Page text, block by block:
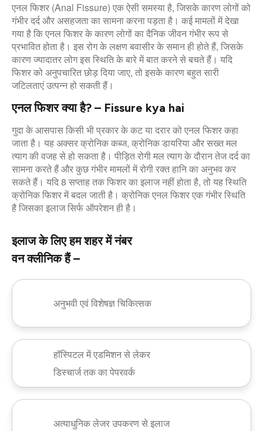
एनल फिशर (Anal Fissure) एक ऐसी समस्या है, जिसके कारण लोगों को
गंभीर दर्द और असहजता का सामना करना पड़ता है। कई मामलों में देखा
गया है कि एनल फिशर के कारण लोगों का दैनिक जीवन गंभीर रूप से
प्रभावित होता है। इस रोग के लक्षण बवासीर के समान ही होते हैं, जिसके
कारण ज्यादातर लोग इस स्थिति के बारे में बात करने से बचते हैं। यदि
फिशर को अनुपचारित छोड़ दिया जाए, तो इसके कारण बहुत सारी
जटिलताएं उत्पन्न हो सकती हैं।
एनल फिशर क्या है? – Fissure kya hai
गुदा के आसपास किसी भी प्रकार के कट या दरार को एनल फिशर कहा
जाता है। यह अक्सर क्रोनिक कब्ज, क्रोनिक डायरिया और सख्त मल
त्याग की वजह से हो सकता है। पीड़ित रोगी मल त्याग के दौरान तेज दर्द का
सामना करते हैं और कुछ गंभीर मामलों में रोगी रक्त हानि का अनुभव कर
सकते हैं। यदि 8 सप्ताह तक फिशर का इलाज नहीं होता है, तो यह स्थिति
क्रोनिक फिशर में बदल जाती है। क्रोनिक एनल फिशर एक गंभीर स्थिति
है जिसका इलाज सिर्फ ऑपरेशन ही है।
इलाज के लिए हम शहर में नंबर
वन क्लीनिक हैं –
अनुभवी एवं विशेषज्ञ चिकित्सक
हॉस्पिटल में एडमिशन से लेकर
डिस्चार्ज तक का पेपरवर्क
अत्याधुनिक लेजर उपकरण से इलाज